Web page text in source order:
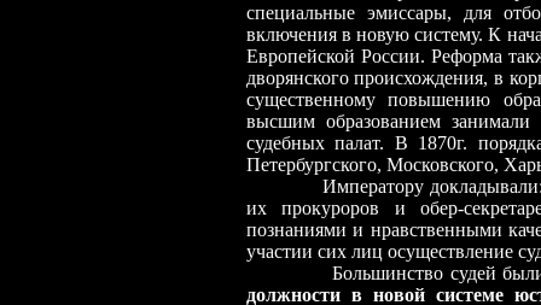
специальные эмиссары, для
включения в новую систему. К
Европейской России. Реформа
дворянского происхождения, в
существенному повышению
высшим образованием занимали
судебных палат. В 1870г.
Петербургского, Московского,
Императору докладывали: «В
их прокуроров и обер-
познаниями и нравственными
участии сих лиц осуществление
Большинство судей
должности в новой системе